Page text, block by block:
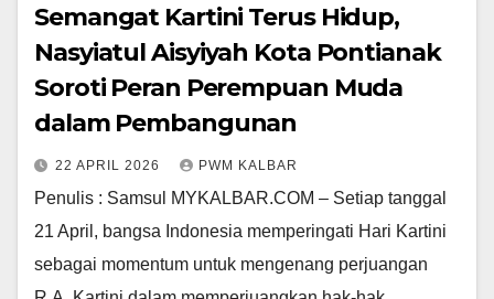
Semangat Kartini Terus Hidup,
Nasyiatul Aisyiyah Kota Pontianak
Soroti Peran Perempuan Muda
dalam Pembangunan
22 APRIL 2026 PWM KALBAR
Penulis : Samsul MYKALBAR.COM – Setiap tanggal
21 April, bangsa Indonesia memperingati Hari Kartini
sebagai momentum untuk mengenang perjuangan